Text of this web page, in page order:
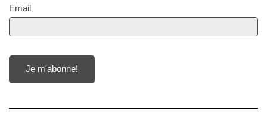
Email
Je m'abonne!